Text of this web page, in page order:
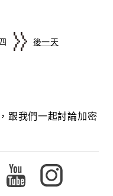
可能跨境傳輸至中國伺
包括 Fireworks AI、
模型，複雜任務則保留
型，這種混合架構正在
場「月結」
接反應在母公司股價
至每半月一次，目前該
決，預計 6 月 8 日正式
會被迫清算比特幣以支
塵上。知名黃金多頭、
便公開唱衰，預言微
下週二發布名為
拋售原因，並提前總
期中選舉，將轉向「反
：
的好時機，他選擇此時
需再為倉位波動而擔
後一天
跟我們一起討論加密